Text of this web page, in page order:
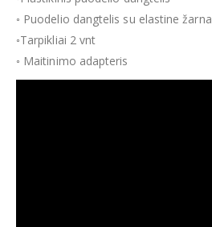
◦ Puodelio dangtelis su elastine žarna
◦Tarpikliai 2 vnt
◦ Maitinimo adapteris